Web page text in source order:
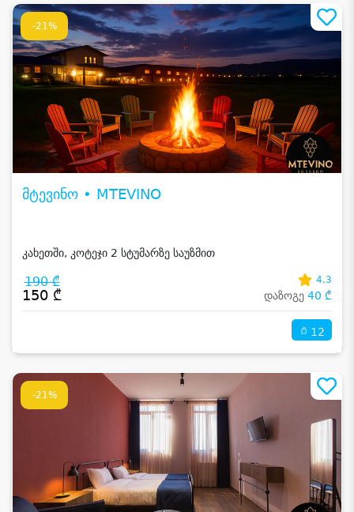
-21%
მტევინო • MTEVINO
კახეთში, კოტეჯი 2 სტუმარზე საუზმით
190 ₾
150 ₾
4.3
დაზოგე 40 ₾
12
-21%